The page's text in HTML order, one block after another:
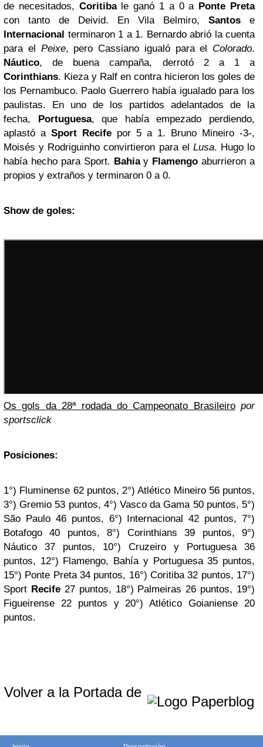
de necesitados, Coritibale ganó 1 a 0 a Ponte Preta
con tanto de Deivid. En Vila Belmiro, Santos e
Internacional terminaron 1 a 1. Bernardo abrió la cuenta
para el Peixe, pero Cassiano igualó para el Colorado.
Náutico, de buena campaña, derrotó 2 a 1 a
Corinthians. Kieza y Ralf en contra hicieron los goles de
los Pernambuco. Paolo Guerrero había igualado para los
paulistas. En uno de los partidos adelantados de la
fecha, Portuguesa, que había empezado perdiendo,
aplastó a Sport Recife por 5 a 1. Bruno Mineiro -3-,
Moisés y Rodriguinho convirtieron para el Lusa. Hugo lo
había hecho para Sport. Bahiay Flamengo aburrieron a
propios y extraños y terminaron 0 a 0.
Show de goles:
Os gols da 28ª rodada do Campeonato Brasileiro por
sportsclick
Posiciones:
1°) Fluminense 62 puntos, 2°) Atlético Mineiro 56 puntos,
3°) Gremio 53 puntos, 4°) Vasco da Gama 50 puntos, 5°)
São Paulo 46 puntos, 6°) Internacional 42 puntos, 7°)
Botafogo 40 puntos, 8°) Corinthians 39 puntos, 9°)
Náutico 37 puntos, 10°) Cruzeiro y Portuguesa 36
puntos, 12°) Flamengo, Bahía y Portuguesa 35 puntos,
15°) Ponte Preta 34 puntos, 16°) Coritiba 32 puntos, 17°)
Sport Recife27 puntos, 18°) Palmeiras 26 puntos, 19°)
Figueirense 22 puntos y 20°) Atlético Goianiense 20
puntos.
Volver a la Portada de